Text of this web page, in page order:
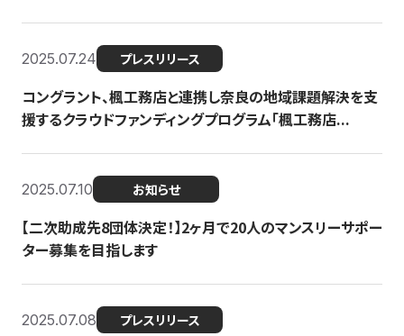
2025.07.24 プレスリリース
コングラント、楓工務店と連携し奈良の地域課題解決を支
援するクラウドファンディングプログラム「楓工務店...
2025.07.10 お知らせ
【二次助成先8団体決定！】2ヶ月で20人のマンスリーサポー
ター募集を目指します
2025.07.08 プレスリリース